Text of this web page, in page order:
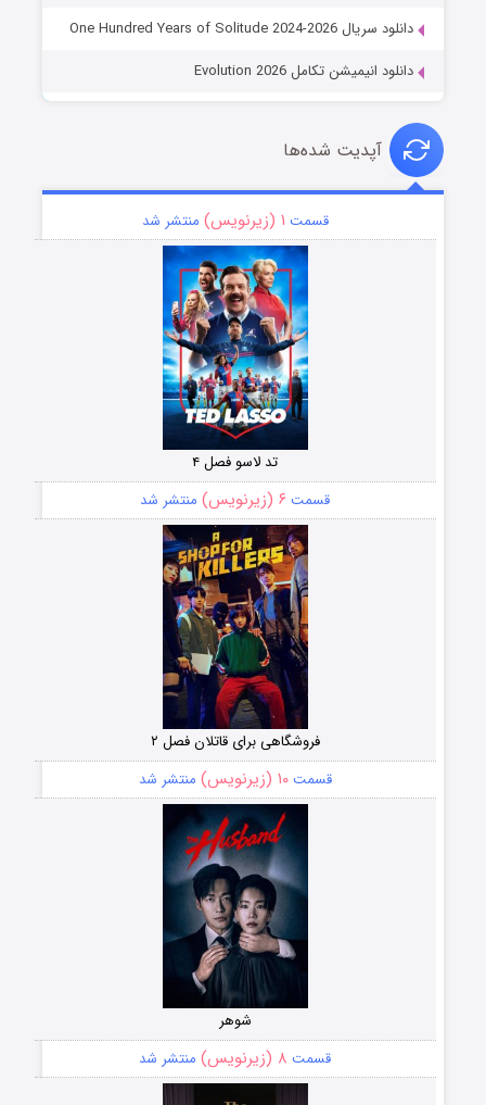
دانلود سریال One Hundred Years of Solitude 2024-2026
دانلود انیمیشن تکامل Evolution 2026
آپدیت شده‌ها
قسمت ۱ (زیرنویس) منتشر شد
تد لاسو فصل ۴
قسمت ۶ (زیرنویس) منتشر شد
فروشگاهی برای قاتلان فصل ۲
قسمت۱۰ (زیرنویس) منتشر شد
شوهر
قسمت ۸ (زیرنویس) منتشر شد